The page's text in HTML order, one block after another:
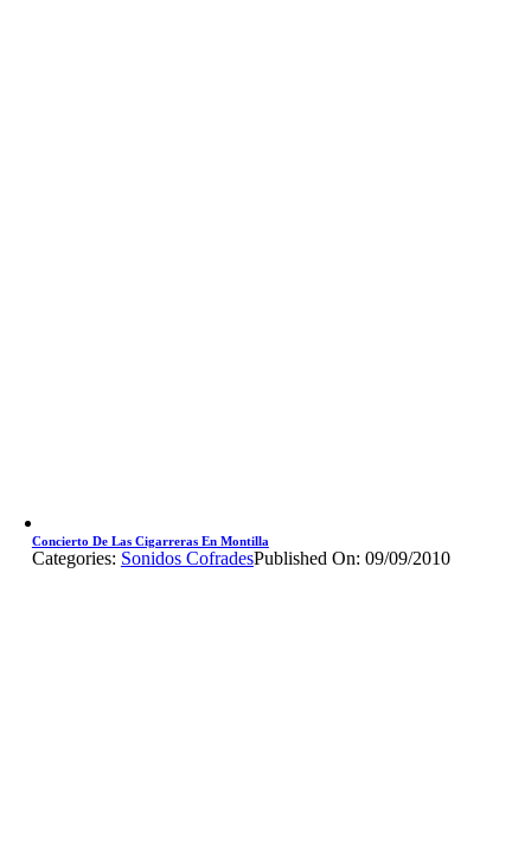
Concierto De Las Cigarreras En Montilla
Categories: Sonidos CofradesPublished On: 09/09/2010